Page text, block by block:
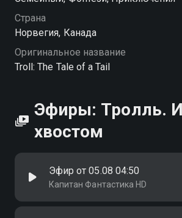
Страна
Норвегия, Канада
Оригинальное название
Troll: The Tale of a Tail
Эфиры: Тролль.
хвостом
Эфир от 05.08 04:50
Капитан Фантастика HD